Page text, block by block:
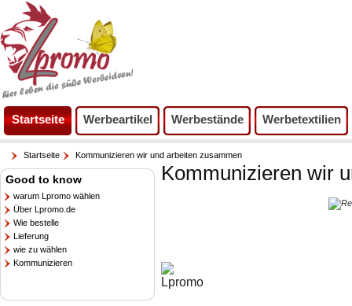
Startseite Werbeartikel Werbestände Werbetextilien
Startseite Kommunizieren wir und arbeiten zusammen
Good to know
warum Lpromo wählen
Über Lpromo.de
Wie bestelle
Lieferung
wie zu wählen
Kommunizieren
Kommunizieren wir